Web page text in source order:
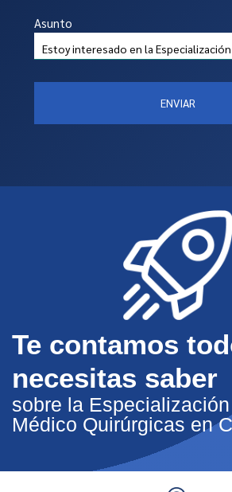
Asunto
ENVIAR
Te contamos
necesitas saber
sobre la
Médico Quirúrgicas en